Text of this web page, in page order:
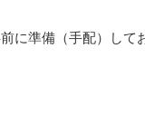
に準備（手配）して